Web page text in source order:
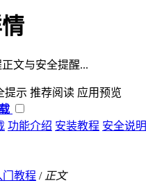
文与安全提醒...
提示 推荐阅读 应用预览
功能介绍 安装教程 安全说明
门教程 / 正文